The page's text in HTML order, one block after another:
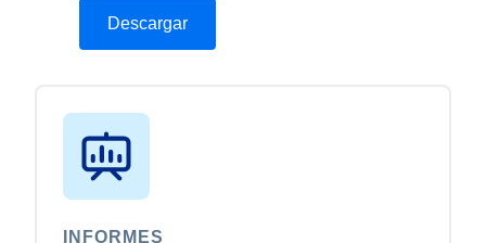
Descargar
INFORMES